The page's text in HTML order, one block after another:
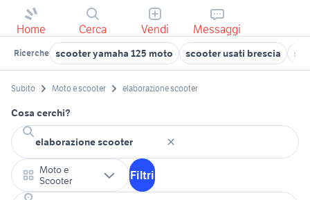
Home Cerca Vendi Messaggi
Ricerche scooter yamaha 125 moto scooter usati brescia
Subito Moto e scooter elaborazione scooter
Cosa cerchi?
Moto e
Scooter
Filtri